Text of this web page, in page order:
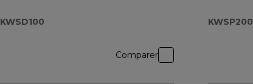
KWSD100
Comparer
KWSP200